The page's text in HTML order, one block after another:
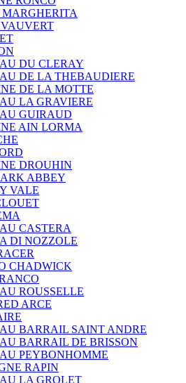
MARGHERITA
DU CLERAY
DE LA THEBAUDIERE
DE LA MOTTE
LA GRAVIERE
GUIRAUD
AIN LORMA
DROUHIN
ABBEY
VALE
CASTERA
DI NOZZOLE
CHADWICK
ROUSSELLE
ARCE
BARRAIL SAINT ANDRE
BARRAIL DE BRISSON
PEYBONHOMME
RAPIN
LA GROLET